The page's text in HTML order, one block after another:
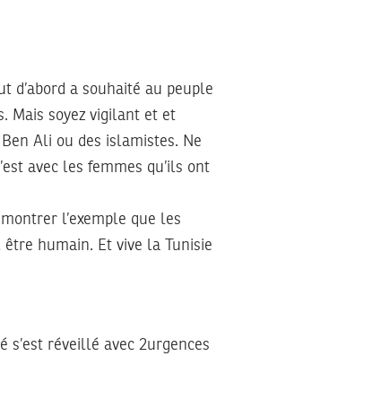
d’abord a souhaité au peuple
Mais soyez vigilant et et
Ali ou des islamistes. Ne
avec les femmes qu’ils ont
l’exemple que les
humain. Et vive la Tunisie
s’est réveillé avec 2urgences